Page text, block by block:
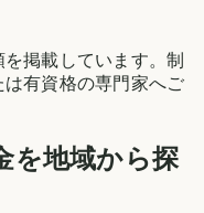
掲載しています。制
有資格の専門家へご
を地域から探